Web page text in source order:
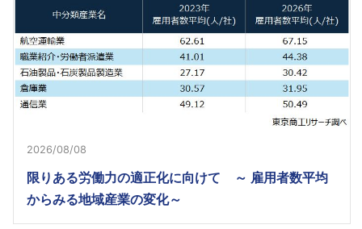
2026/08/08
限りある労働力の適正化に向けて ～ 雇用者数平均
からみる地域産業の変化～